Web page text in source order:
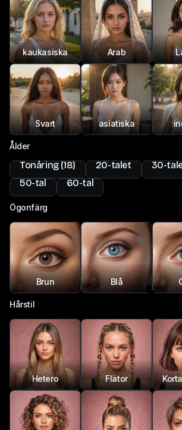
kaukasiska Arab
Svart asiatiska
Ålder
Tonåring (18) 20-talet 30-
50-tal
60-tal
Ögonfärg
Brun Blå
Hårstil
Hetero Flätor